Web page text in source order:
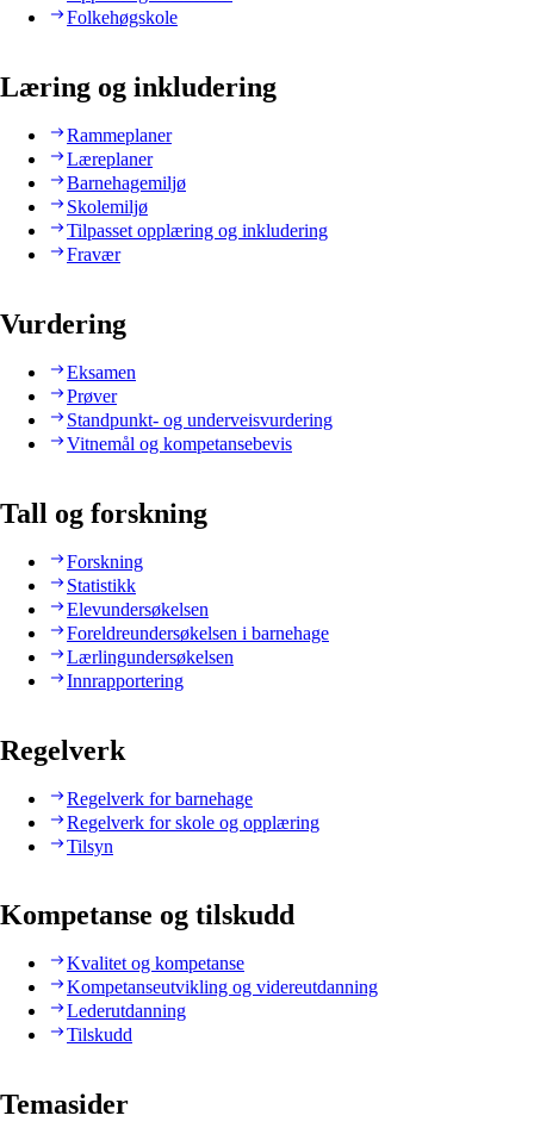
Folkehøgskole
Læring og inkludering
Rammeplaner
Læreplaner
Barnehagemiljø
Skolemiljø
Tilpasset opplæring og inkludering
Fravær
Vurdering
Eksamen
Prøver
Standpunkt- og underveisvurdering
Vitnemål og kompetansebevis
Tall og forskning
Forskning
Statistikk
Elevundersøkelsen
Foreldreundersøkelsen i barnehage
Lærlingundersøkelsen
Innrapportering
Regelverk
Regelverk for barnehage
Regelverk for skole og opplæring
Tilsyn
Kompetanse og tilskudd
Kvalitet og kompetanse
Kompetanseutvikling og videreutdanning
Lederutdanning
Tilskudd
Temasider